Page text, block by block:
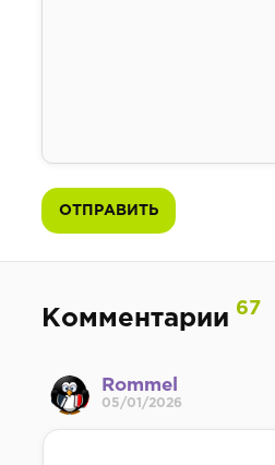
ОТПРАВИТЬ
Комментарии 67
Rommel
05/01/2026